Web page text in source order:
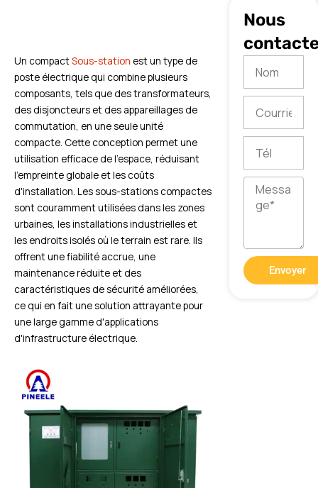
Un compactSous-station est un type de
poste électrique qui combine plusieurs
composants, tels que des transformateurs,
des disjoncteurs et des appareillages de
commutation, en une seule unité
compacte. Cette conception permet une
utilisation efficace de l'espace, réduisant
l'empreinte globale et les coûts
d'installation. Les sous-stations compactes
sont couramment utilisées dans les zones
urbaines, les installations industrielles et
les endroits isolés où le terrain est rare. Ils
offrent une fiabilité accrue, une
maintenance réduite et des
caractéristiques de sécurité améliorées,
ce qui en fait une solution attrayante pour
une large gamme d'applications
d'infrastructure électrique.
Nous
Message
Envoyer